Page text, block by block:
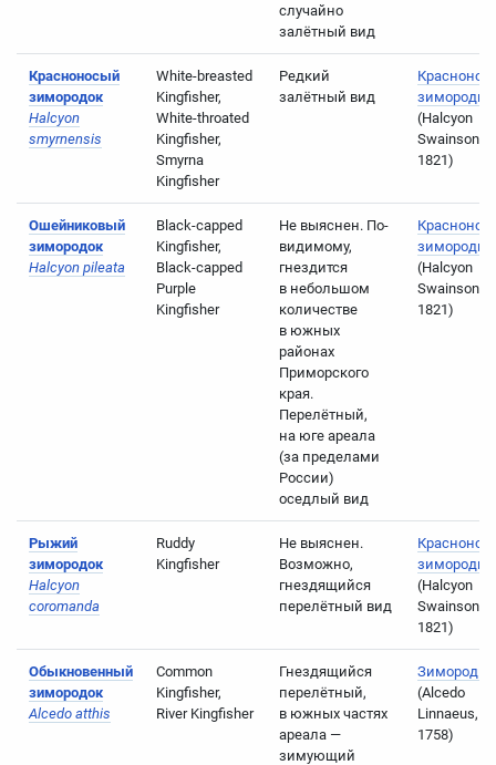
случайно
залётный вид
Красноносый
зимородок
Halcyon
smyrnensis
White-breasted
Kingfisher,
White-throated
Kingfisher,
Smyrna
Kingfisher
Редкий
залётный вид
зимородки
(Halcyon
Swainson,
1821)
Ошейниковый
зимородок
Halcyon pileata
Black-capped
Kingfisher,
Black-capped
Purple
Kingfisher
Не выяснен. По-
видимому,
гнездится
в небольшом
количестве
в южных
районах
Приморского
края.
Перелётный,
на юге ареала
(за пределами
России)
оседлый вид
зимородки
(Halcyon
Swainson,
1821)
Рыжий
зимородок
Halcyon
coromanda
Ruddy
Kingfisher
Не выяснен.
Возможно,
гнездящийся
перелётный вид
зимородки
(Halcyon
Swainson,
1821)
Обыкновенный
зимородок
Alcedo atthis
Common
Kingfisher,
River Kingfisher
Гнездящийся
перелётный,
в южных частях
ареала —
зимующий
Зимородки
(Alcedo
Linnaeus,
1758)